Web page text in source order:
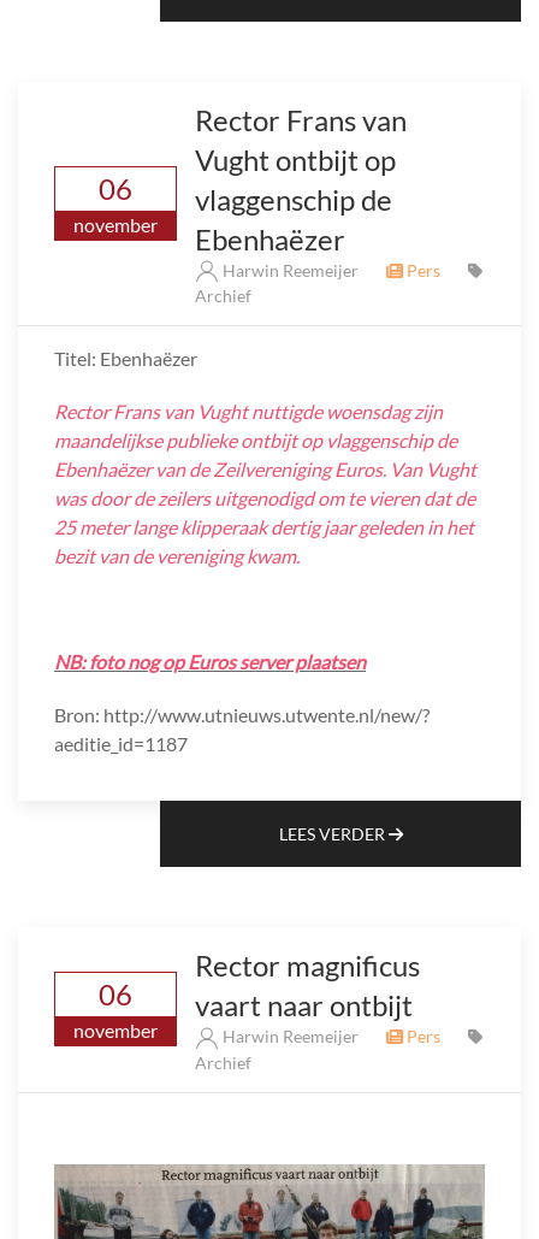
06
november
Rector Frans van
Vught ontbijt op
vlaggenschip de
Ebenhaëzer
Harwin Reemeijer
Pers
Archief
Titel: Ebenhaëzer
Rector Frans van Vught nuttigde woensdag zijn
maandelijkse publieke ontbijt op vlaggenschip de
Ebenhaëzer van de Zeilvereniging Euros. Van Vught
was door de zeilers uitgenodigd om te vieren dat de
25 meter lange klipperaak dertig jaar geleden in het
bezit van de vereniging kwam.
NB: foto nog op Euros server plaatsen
Bron: http://www.utnieuws.utwente.nl/new/?
aeditie_id=1187
LEES VERDER
06
november
Rector magnificus
vaart naar ontbijt
Harwin Reemeijer
Pers
Archief